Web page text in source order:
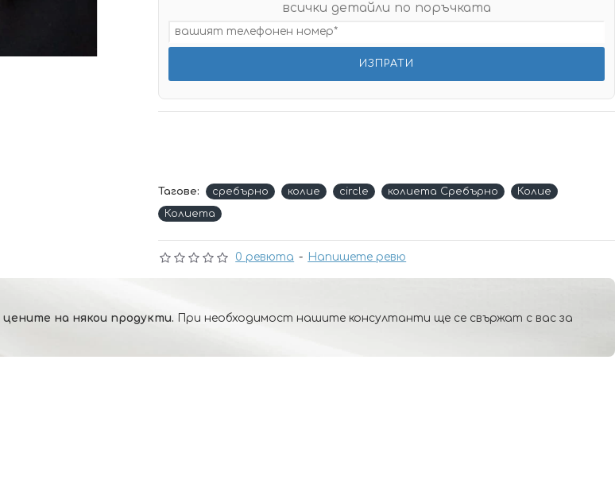
0 ревюта - Напишете ревю
всички детайли по поръчката
Тагове: сребърно колие circle колиета Сребърно
Колие
Колиета
цените на някои продукти. При необходимост нашите консултанти ще се свържат с вас за